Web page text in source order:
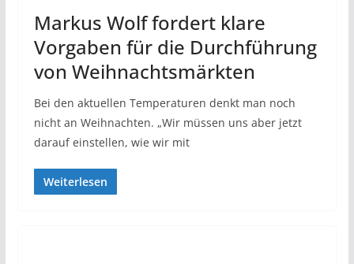
Markus Wolf fordert klare
Vorgaben für die Durchführung
von Weihnachtsmärkten
Bei den aktuellen Temperaturen denkt man noch
nicht an Weihnachten. „Wir müssen uns aber jetzt
darauf einstellen, wie wir mit
Weiterlesen